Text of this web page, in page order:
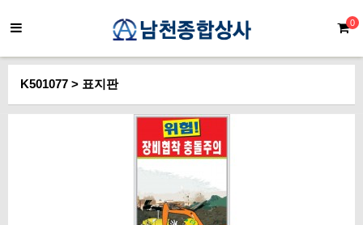
0
K501077 > 표지판